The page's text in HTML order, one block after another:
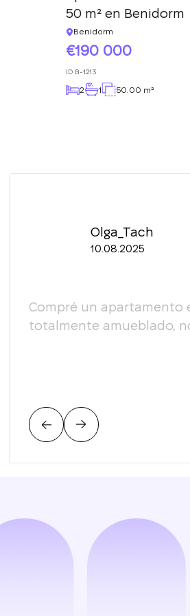
50 m² en Benidorm
Benidorm
190 000
ID B-1213
2 1 50.00 m²
Olga_Tach
10.08.2025
Compré un apartamento
totalmente amueblado,